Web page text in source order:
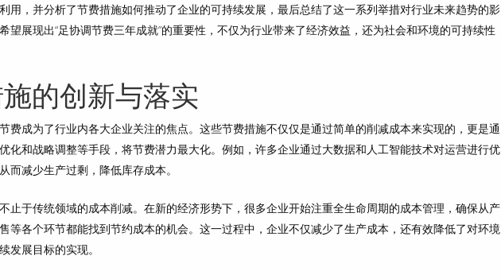
用，并分析了节费措施如何推动了企业的可持续发展，最后总结了这一系列举措对行业未来趋势的影
望展现出“足协调节费三年成就”的重要性，不仅为行业带来了经济效益，还为社会和环境的可持续性
的创新与落实
费成为了行业内各大企业关注的焦点。这些节费措施不仅仅是通过简单的削减成本来实现的，更是通
化和战略调整等手段，将节费潜力最大化。例如，许多企业通过大数据和人工智能技术对运营进行优
而减少生产过剩，降低库存成本。
止于传统领域的成本削减。在新的经济形势下，很多企业开始注重全生命周期的成本管理，确保从产
等各个环节都能找到节约成本的机会。这一过程中，企业不仅减少了生产成本，还有效降低了对环境
发展目标的实现。